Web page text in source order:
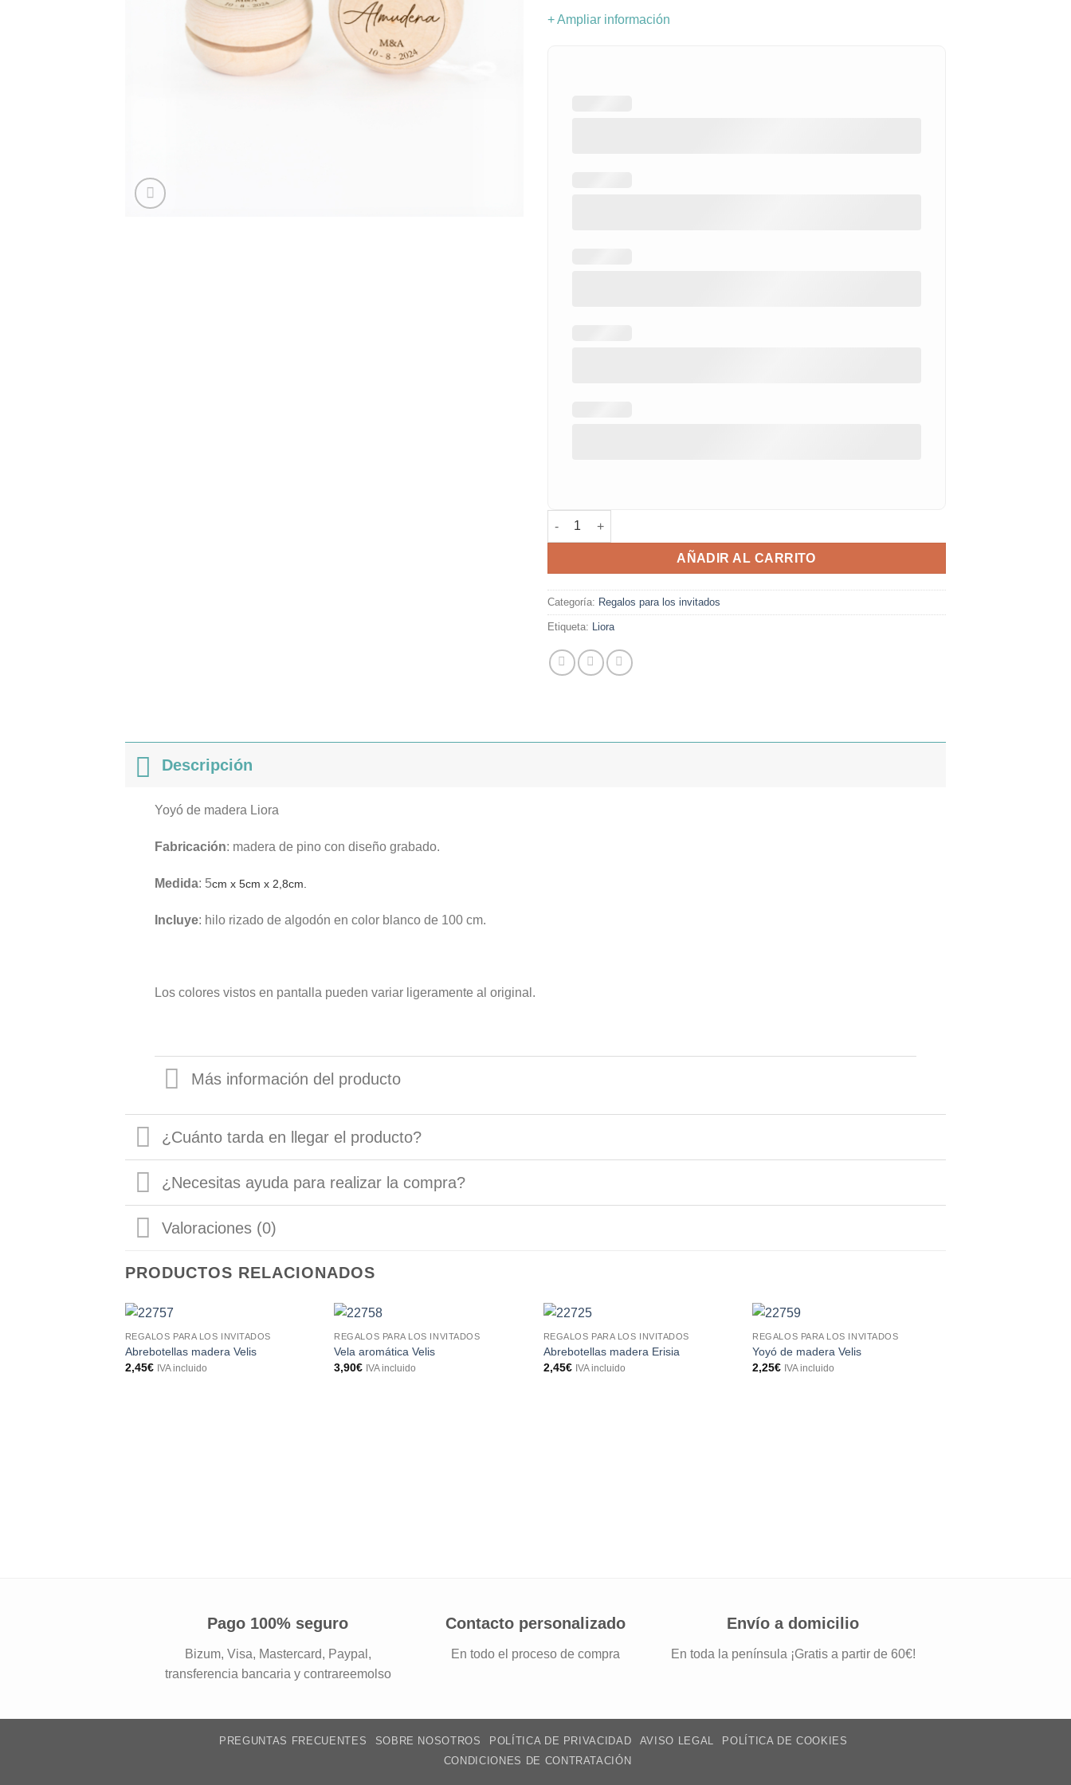
+ Ampliar información
Yoyó de madera Liora cantidad
AÑADIR AL CARRITO
Categoría: Regalos para los invitados
Etiqueta: Liora
Descripción
Yoyó de madera Liora
Fabricación: madera de pino con diseño grabado.
Medida: 5cm x 5cm x 2,8cm.
Incluye: hilo rizado de algodón en color blanco de 100 cm.
Los colores vistos en pantalla pueden variar ligeramente al original.
Más información del producto
¿Cuánto tarda en llegar el producto?
¿Necesitas ayuda para realizar la compra?
Valoraciones (0)
PRODUCTOS RELACIONADOS
REGALOS PARA LOS INVITADOS
Abrebotellas madera Velis
2,45€ IVA incluido
REGALOS PARA LOS INVITADOS
Vela aromática Velis
3,90€ IVA incluido
REGALOS PARA LOS INVITADOS
Abrebotellas madera Erisia
2,45€ IVA incluido
REGALOS PARA LOS INVITADOS
Yoyó de madera Velis
2,25€ IVA incluido
Pago 100% seguro
Bizum, Visa, Mastercard, Paypal,
transferencia bancaria y contrareemolso
Contacto personalizado
En todo el proceso de compra
Envío a domicilio
En toda la península ¡Gratis a partir de 60€!
PREGUNTAS FRECUENTES SOBRE NOSOTROS POLÍTICA DE PRIVACIDAD AVISO LEGAL
POLÍTICA DE COOKIES
CONDICIONES DE CONTRATACIÓN